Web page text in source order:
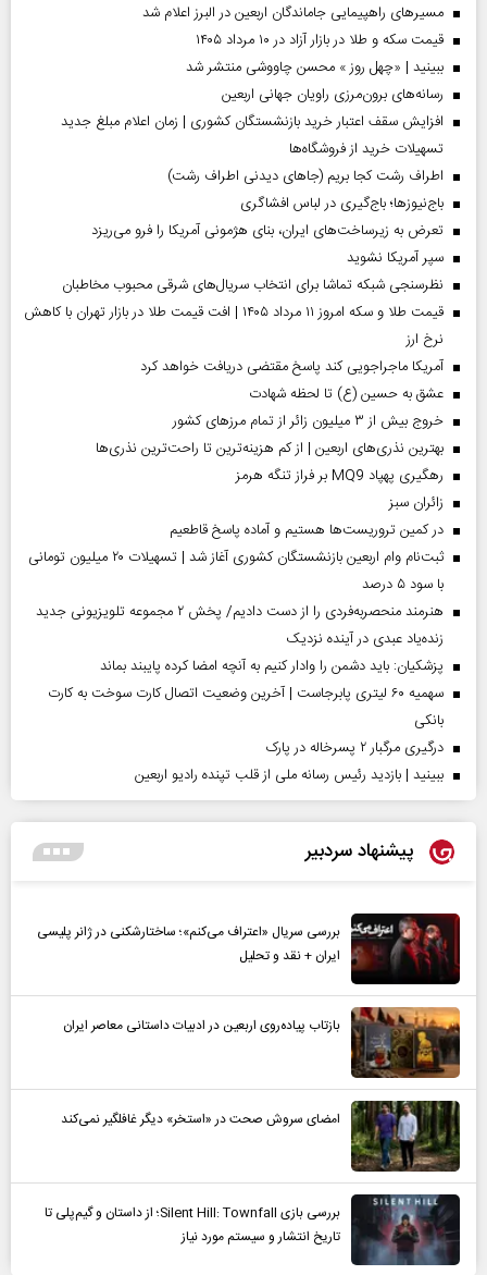
مسیر‌های راهپیمایی جاماندگان اربعین در البرز اعلام شد
قیمت سکه و طلا در بازار آزاد در ۱۰ مرداد ۱۴۰۵
ببینید | «چهل روز » محسن چاووشی منتشر شد
رسانه‌های برون‌مرزی راویان جهانی اربعین
افزایش سقف اعتبار خرید بازنشستگان کشوری | زمان اعلام مبلغ جدید
تسهیلات خرید از فروشگاه‌ها
اطراف رشت کجا بریم (جاهای دیدنی اطراف رشت)
باج‌نیوزها؛ باج‌گیری در لباس افشاگری
تعرض به زیرساخت‌های ایران، بنای هژمونی آمریکا را فرو می‌ریزد
سپر آمریکا نشوید
نظرسنجی شبکه تماشا برای انتخاب سریال‌های شرقی محبوب مخاطبان
قیمت طلا و سکه امروز ۱۱ مرداد ۱۴۰۵ | افت قیمت طلا در بازار تهران با کاهش
نرخ ارز
آمریکا ماجراجویی کند پاسخ مقتضی دریافت خواهد کرد
عشق به حسین (ع) تا لحظه شهادت
خروج بیش از ۳ میلیون زائر از تمام مرز‌های کشور
بهترین نذری‌های اربعین | از کم هزینه‌ترین تا راحت‌ترین نذری‌ها
رهگیری پهپاد MQ9 بر فراز تنگه هرمز
‌زائران سبز
در کمین تروریست‌ها هستیم و آماده پاسخ قاطعیم
ثبت‌نام وام اربعین بازنشستگان کشوری آغاز شد | تسهیلات ۲۰ میلیون تومانی
با سود ۵ درصد
هنرمند منحصر‌به‌فردی را از دست دادیم/ پخش ۲ مجموعه تلویزیونی جدید
زنده‌یاد عبدی در آینده نزدیک
پزشکیان: باید دشمن را وادار کنیم به آنچه امضا کرده پایبند بماند
سهمیه ۶۰ لیتری پابرجاست | آخرین وضعیت اتصال کارت سوخت به کارت
بانکی
درگیری مرگبار ۲ پسرخاله در پارک
ببینید | بازدید رئیس رسانه ملی از قلب تپنده رادیو اربعین
پیشنهاد سردبیر
بررسی سریال «اعتراف می‌کنم»؛ ساختارشکنی در ژانر پلیسی
ایران + نقد و تحلیل
بازتاب پیاده‌روی اربعین در ادبیات داستانی معاصر ایران
امضای سروش صحت در «استخر» دیگر غافلگیر نمی‌کند
بررسی بازی Silent Hill: Townfall؛ از داستان و گیم‌پلی تا
تاریخ انتشار و سیستم مورد نیاز